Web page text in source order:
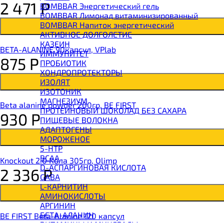
BOMBBAR Энергетический гель
BOMBBAR Лимонад витаминизированный
BOMBBAR Напиток энергетический
АКТИВНОЕ ДОЛГОЛЕТИЕ
КАЗЕИН
ИММУНИТЕТ
ПРОБИОТИК
ХОНДРОПРОТЕКТОРЫ
ИЗОЛЯТ
ИЗОТОНИК
МАГНЕЗИУМ
ПРОТЕИНОВЫЙ ШОКОЛАД БЕЗ САХАРА
ПИЩЕВЫЕ ВОЛОКНА
АДАПТОГЕНЫ
МОРОЖЕНОЕ
5-HTP
BCAA
D-АСПАРГИНОВАЯ КИСЛОТА
GABA
L-КАРНИТИН
АМИНОКИСЛОТЫ
АРГИНИН
БЕТА-АЛАНИН
2 471Р
BETA-ALANINE 90капсул, VPlab
875 Р
Beta alanine powder 200гр, BE FIRST
930 Р
Knockout 2.0 Кола 305гр, Olimp
2 336Р
BE FIRST Beta-Alanine 120 капсул